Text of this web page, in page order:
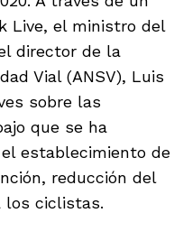
Live, el ministro del
director de la
Vial (ANSV), Luis
sobre las
que se ha
establecimiento de
reducción del
los ciclistas.